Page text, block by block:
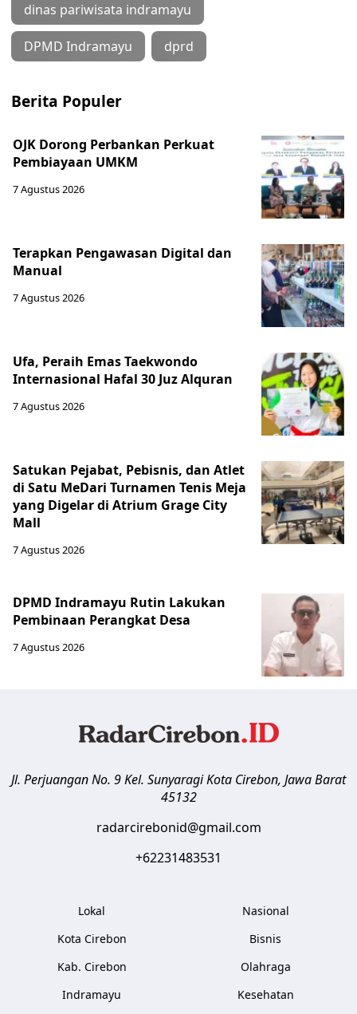
dinas pariwisata indramayu
DPMD Indramayu dprd
Berita Populer
OJK Dorong Perbankan Perkuat
Pembiayaan UMKM
7 Agustus 2026
Terapkan Pengawasan Digital dan
Manual
7 Agustus 2026
Ufa, Peraih Emas Taekwondo
Internasional Hafal 30 Juz Alquran
7 Agustus 2026
Satukan Pejabat, Pebisnis, dan Atlet
di Satu MeDari Turnamen Tenis Meja
yang Digelar di Atrium Grage City
Mall
7 Agustus 2026
DPMD Indramayu Rutin Lakukan
Pembinaan Perangkat Desa
7 Agustus 2026
Jl. Perjuangan No. 9 Kel. SunyaragiKota Cirebon, Jawa Barat
45132
radarcirebonid@gmail.com
+62231483531
Lokal
Kota Cirebon
Kab. Cirebon
Indramayu
Nasional
Bisnis
Olahraga
Kesehatan